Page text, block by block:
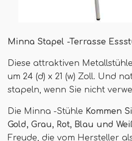
Minna Stapel -Terrasse
Diese attraktiven
um 24 (d) x 21 (w) Zoll. Und
stapeln, wenn Sie nicht
Die Minna -Stühle Kommen
Gold, Grau, Rot, Blau und
Freude, die vom Hersteller